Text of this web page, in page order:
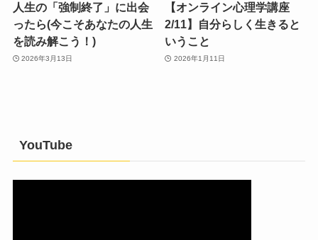
人生の「強制終了」に出会
ったら(今こそあなたの人生
を読み解こう！)
2026年3月13日
【オンライン心理学講座
2/11】自分らしく生きると
いうこと
2026年1月11日
YouTube